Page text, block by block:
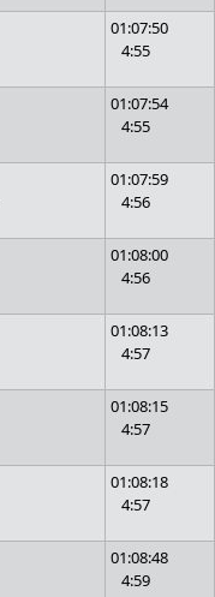
01:07:50
4:55
01:07:54
4:55
01:07:59
4:56
01:08:00
4:56
01:08:13
4:57
01:08:15
4:57
01:08:18
4:57
01:08:48
4:59